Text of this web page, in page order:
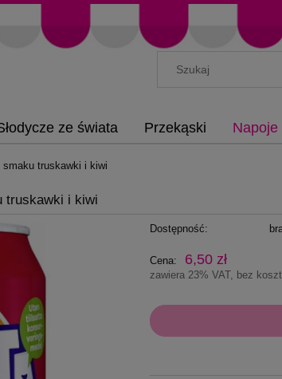
ze świata Przekąski Napoje
smaku truskawki i kiwi
truskawki i kiwi
Dostępność:
Cena: 6,50 zł
zawiera 23% VAT, bez